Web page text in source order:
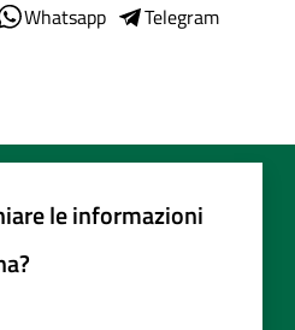
Whatsapp
Telegram
le informazioni